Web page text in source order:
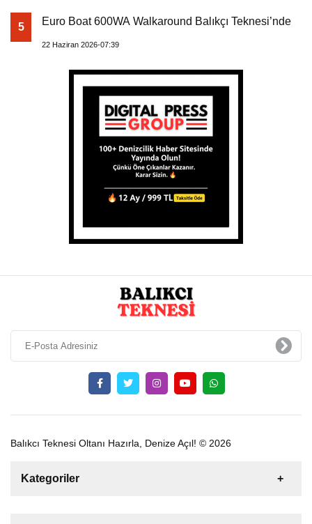
5 Euro Boat 600WA Walkaround Balıkçı Teknesi’nde
22 Haziran 2026-07:39
Balıkcı Teknesi Oltanı Hazırla, Denize Açıl! © 2026
Kategoriler